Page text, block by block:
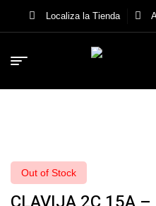
Localiza la Tienda
Out of Stock